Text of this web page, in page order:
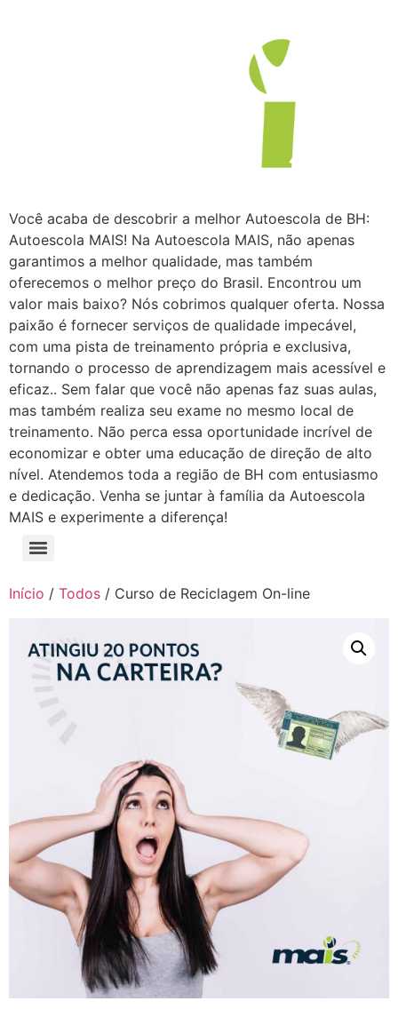
Você acaba de descobrir a melhor Autoescola de BH:
Autoescola MAIS! Na Autoescola MAIS, não apenas
garantimos a melhor qualidade, mas também
oferecemos o melhor preço do Brasil. Encontrou um
valor mais baixo? Nós cobrimos qualquer oferta. Nossa
paixão é fornecer serviços de qualidade impecável,
com uma pista de treinamento própria e exclusiva,
tornando o processo de aprendizagem mais acessível e
eficaz.. Sem falar que você não apenas faz suas aulas,
mas também realiza seu exame no mesmo local de
treinamento. Não perca essa oportunidade incrível de
economizar e obter uma educação de direção de alto
nível. Atendemos toda a região de BH com entusiasmo
e dedicação. Venha se juntar à família da Autoescola
MAIS e experimente a diferença!
Início / Todos / Curso de Reciclagem On-line